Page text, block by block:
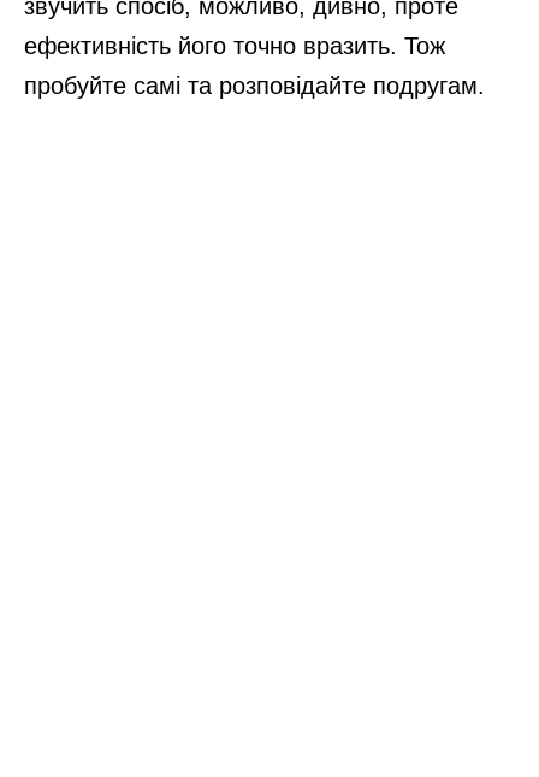
звучить спосіб, можливо, дивно, проте
ефективність його точно вразить. Тож
пробуйте самі та розповідайте подругам.